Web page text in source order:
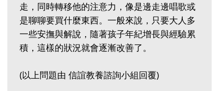
走，同時轉移他的注意力，像是邊走邊唱歌或
是聊聊要買什麼東西。一般來說，只要大人多
一些安撫與解說，隨著孩子年紀增長與經驗累
積，這樣的狀況就會逐漸改善了。
(以上問題由 信誼教養諮詢小組回覆)